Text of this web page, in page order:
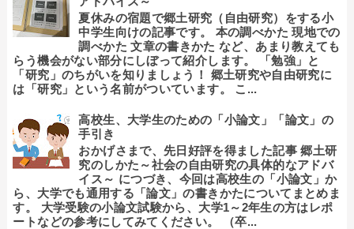
夏休みの宿題で郷土研究（自由研究）をする小
中学生向けの記事です。 本の調べかた 現地での
調べかた 文章の書きかた など、あまり教えても
らう機会がない部分にしぼって紹介します。 「勉強」と
「研究」のちがいを知りましょう！ 郷土研究や自由研究に
は「研究」という名前がついています。 こ...
高校生、大学生のための「小論文」「論文」の
手引き
おかげさまで、先日好評を得ました記事 郷土研
究のしかた～社会の自由研究の具体的なアドバ
イス～ につづき、今回は高校生の「小論文」か
ら、大学でも通用する「論文」の書きかたについてまとめま
す。 大学受験の小論文試験から、大学1～2年生の方はレポ
ートなどの参考にしてみてください。 （卒...